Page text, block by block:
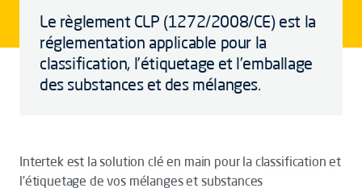
Le règlement CLP (1272/2008/CE) est la
réglementation applicable pour la
classification, l’étiquetage et l’emballage
des substances et des mélanges.
Intertek est la solution clé en main pour la classification et
l’étiquetage de vos mélanges et substances